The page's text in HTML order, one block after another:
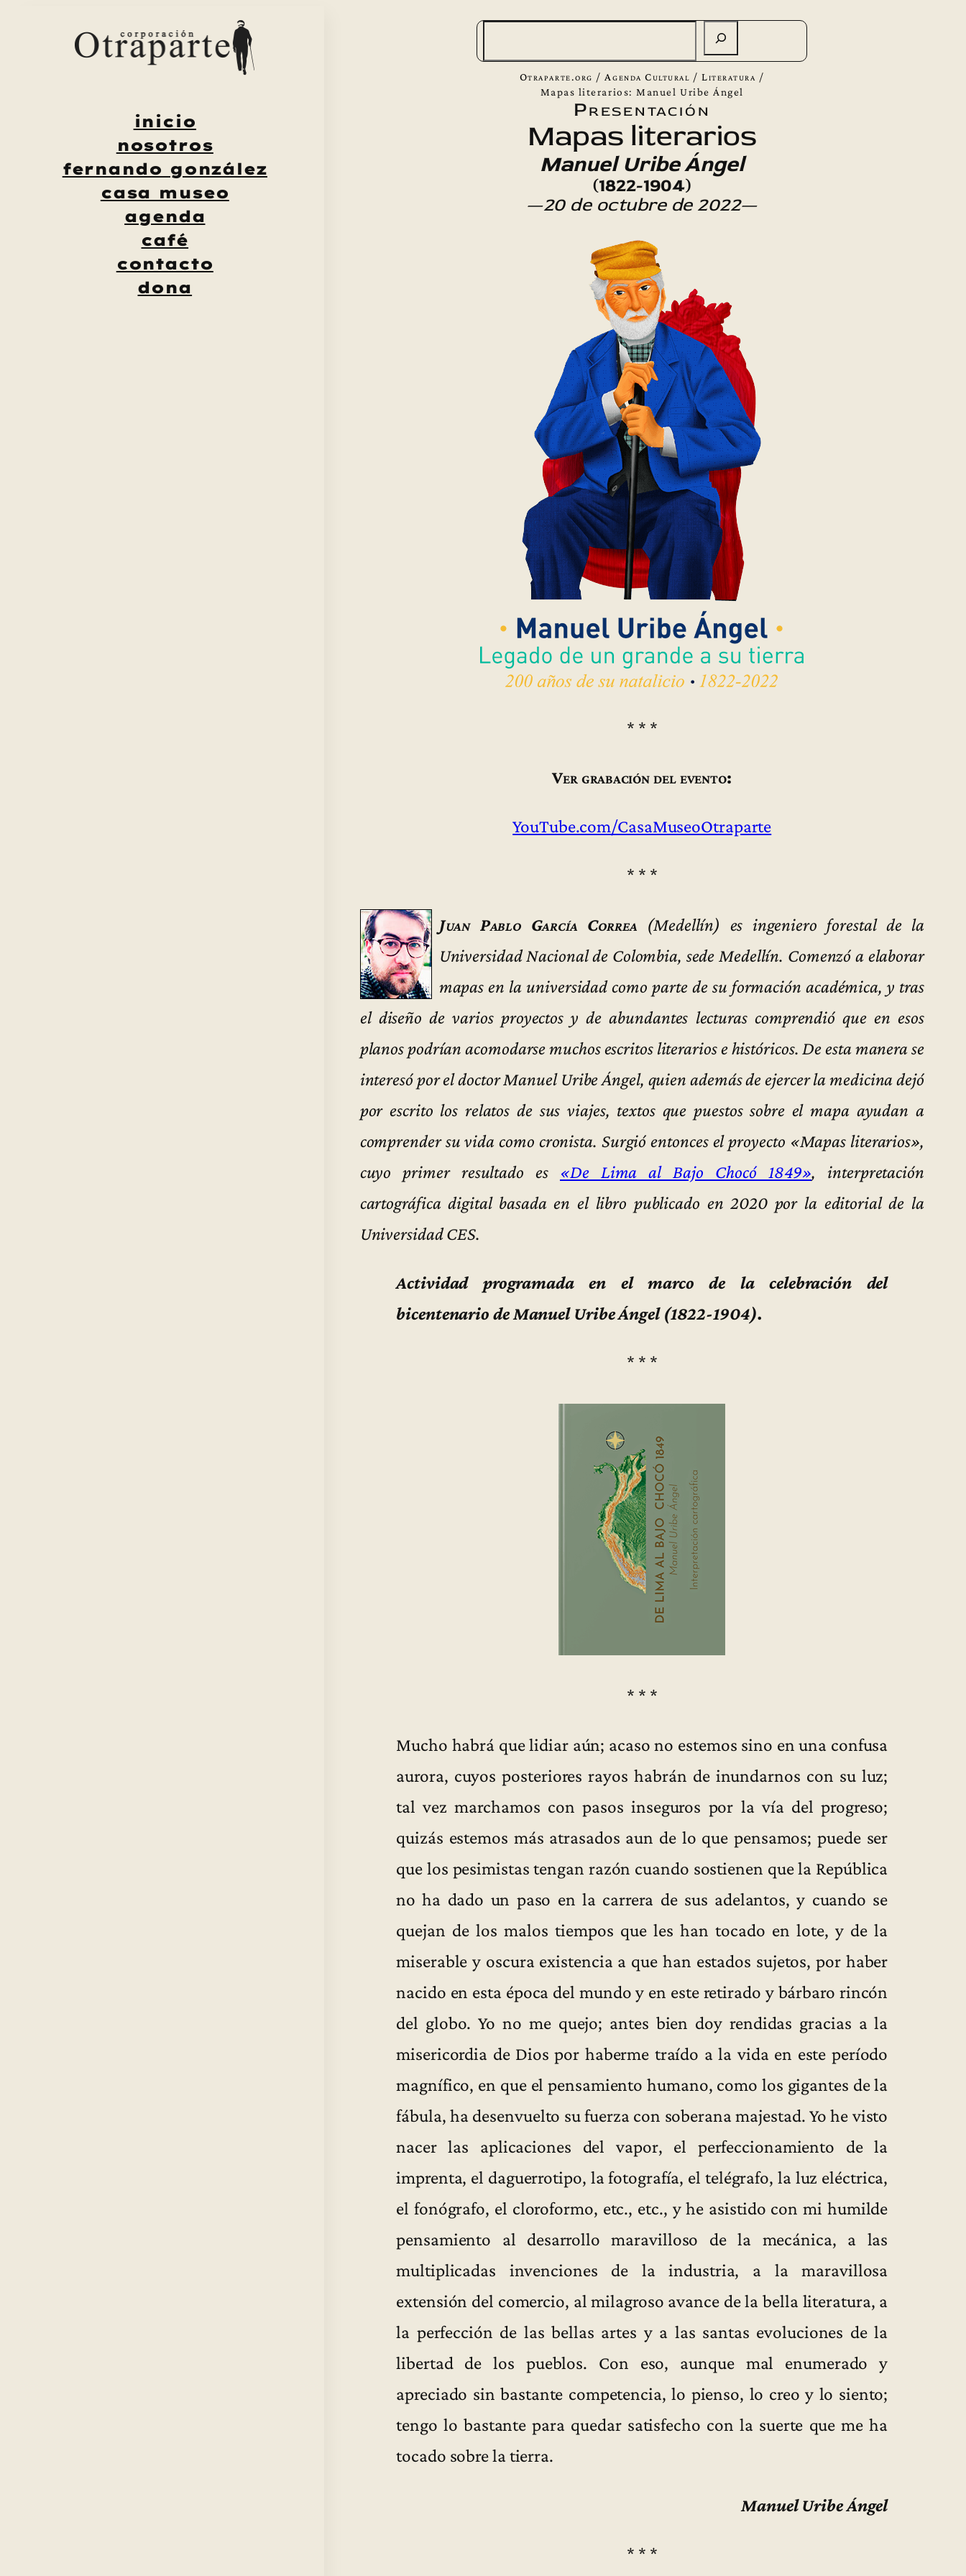
inicio
nosotros
fernando gonzález
casa museo
agenda
café
contacto
dona
Otraparte.org / Agenda Cultural /Literatura /
Mapas literarios: Manuel Uribe Ángel
Presentación
Mapas literarios
Manuel Uribe Ángel
(1822-1904)
—20 de octubre de 2022—
* * *
Ver grabación del evento:
YouTube.com/CasaMuseoOtraparte
* * *
Juan Pablo García Correa (Medellín) es ingeniero forestal de la
Universidad Nacional de Colombia, sede Medellín. Comenzó a elaborar
mapas en la universidad como parte de su formación académica, y tras
el diseño de varios proyectos y de abundantes lecturas comprendió que en esos
planos podrían acomodarse muchos escritos literarios e históricos. De esta manera se
interesó por el doctor Manuel Uribe Ángel, quien además de ejercer la medicina dejó
por escrito los relatos de sus viajes, textos que puestos sobre el mapa ayudan a
comprender su vida como cronista. Surgió entonces el proyecto «Mapas literarios»,
cuyo primer resultado es «De Lima al Bajo Chocó 1849», interpretación
cartográfica digital basada en el libro publicado en 2020 por la editorial de la
Universidad CES.
Actividad programada en el marco de la celebración del
bicentenario de Manuel Uribe Ángel (1822-1904).
* * *
* * *
Mucho habrá que lidiar aún; acaso no estemos sino en una confusa
aurora, cuyos posteriores rayos habrán de inundarnos con su luz;
tal vez marchamos con pasos inseguros por la vía del progreso;
quizás estemos más atrasados aun de lo que pensamos; puede ser
que los pesimistas tengan razón cuando sostienen que la República
no ha dado un paso en la carrera de sus adelantos, y cuando se
quejan de los malos tiempos que les han tocado en lote, y de la
miserable y oscura existencia a que han estados sujetos, por haber
nacido en esta época del mundo y en este retirado y bárbaro rincón
del globo. Yo no me quejo; antes bien doy rendidas gracias a la
misericordia de Dios por haberme traído a la vida en este período
magnífico, en que el pensamiento humano, como los gigantes de la
fábula, ha desenvuelto su fuerza con soberana majestad. Yo he visto
nacer las aplicaciones del vapor, el perfeccionamiento de la
imprenta, el daguerrotipo, la fotografía, el telégrafo, la luz eléctrica,
el fonógrafo, el cloroformo, etc., etc., y he asistido con mi humilde
pensamiento al desarrollo maravilloso de la mecánica, a las
multiplicadas invenciones de la industria, a la maravillosa
extensión del comercio, al milagroso avance de la bella literatura, a
la perfección de las bellas artes y a las santas evoluciones de la
libertad de los pueblos. Con eso, aunque mal enumerado y
apreciado sin bastante competencia, lo pienso, lo creo y lo siento;
tengo lo bastante para quedar satisfecho con la suerte que me ha
tocado sobre la tierra.
Manuel Uribe Ángel
* * *